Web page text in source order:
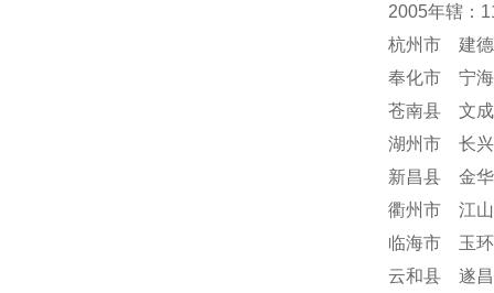
2005年辖：
杭州市 建
奉化市 宁
苍南县 文
湖州市 长
新昌县 金
衢州市 江
临海市 玉
云和县 遂